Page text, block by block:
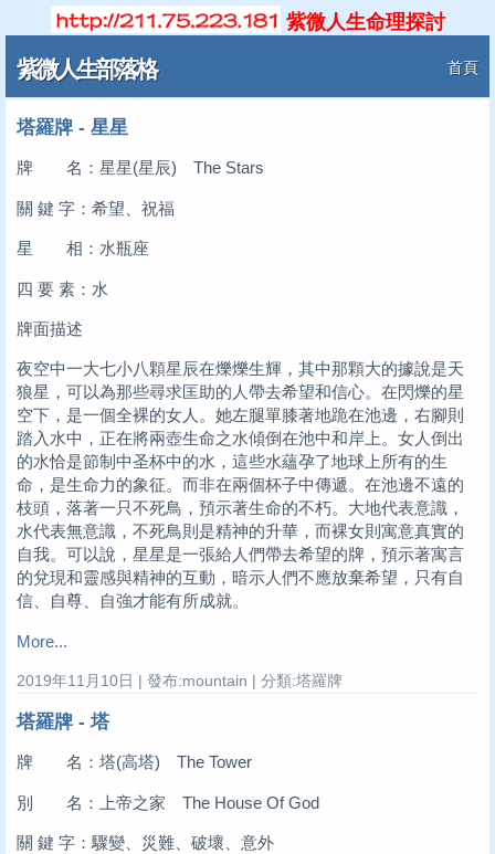
紫微人生命理探討
紫微人生部落格 首頁
塔羅牌 - 星星
牌 名：星星(星辰) The Stars
關 鍵 字：希望、祝福
星 相：水瓶座
四 要 素：水
牌面描述
夜空中一大七小八顆星辰在爍爍生輝，其中那顆大的據說是天
狼星，可以為那些尋求匡助的人帶去希望和信心。在閃爍的星
空下，是一個全裸的女人。她左腿單膝著地跪在池邊，右腳則
踏入水中，正在將兩壺生命之水傾倒在池中和岸上。女人倒出
的水恰是節制中圣杯中的水，這些水蘊孕了地球上所有的生
命，是生命力的象征。而非在兩個杯子中傳遞。在池邊不遠的
枝頭，落著一只不死鳥，預示著生命的不朽。大地代表意識，
水代表無意識，不死鳥則是精神的升華，而裸女則寓意真實的
自我。可以說，星星是一張給人們帶去希望的牌，預示著寓言
的兌現和靈感與精神的互動，暗示人們不應放棄希望，只有自
信、自尊、自強才能有所成就。
More...
2019年11月10日 | 發布:mountain | 分類:塔羅牌
塔羅牌 - 塔
牌 名：塔(高塔) The Tower
別 名：上帝之家 The House Of God
關 鍵 字：驟變、災難、破壞、意外